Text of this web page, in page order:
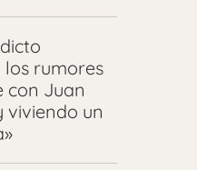
rumores
con Juan
viviendo un